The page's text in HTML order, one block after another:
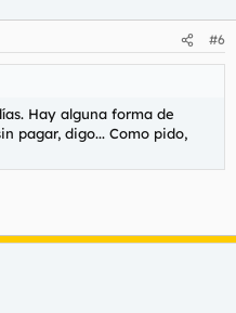
#6
Hay alguna forma de
pagar, digo... Como pido,